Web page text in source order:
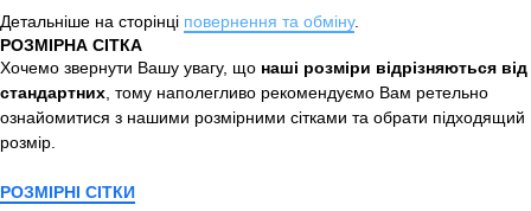
Детальніше на сторінці повернення та обміну.
РОЗМІРНА СІТКА
Хочемо звернути Вашу увагу, що наші розміри відрізняються від
стандартних, тому наполегливо рекомендуємо Вам ретельно
ознайомитися з нашими розмірними сітками та обрати підходящий
розмір.
РОЗМІРНІ СІТКИ